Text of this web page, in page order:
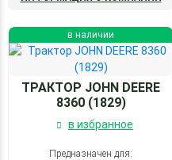
в наличии
ТРАКТОР JOHN DEERE
8360 (1829)
в избранное
Предназначен для: